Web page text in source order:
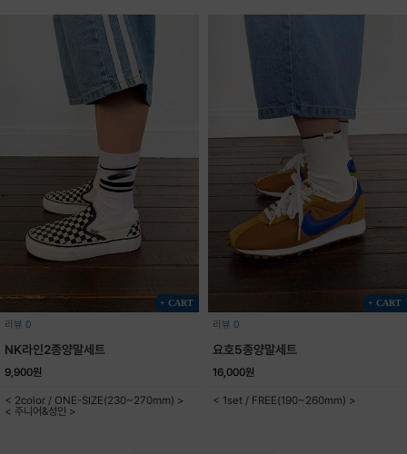
+ CART
리뷰 0
NK라인2종양말세트
9,900원
< 2color / ONE-SIZE(230~270mm) >
< 주니어&성인 >
+ CART
리뷰 0
요호5종양말세트
16,000원
< 1set / FREE(190~260mm) >